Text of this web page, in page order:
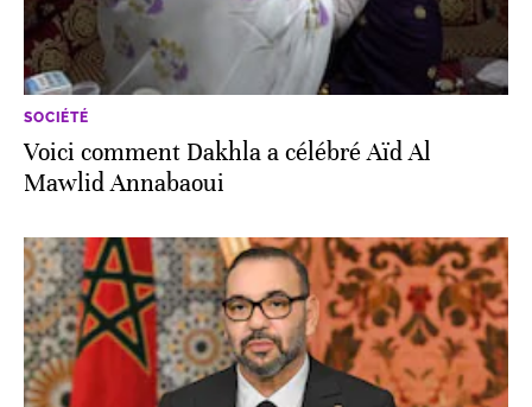
SOCIÉTÉ
Voici comment Dakhla a célébré Aïd Al
Mawlid Annabaoui